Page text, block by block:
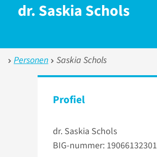
dr. Saskia Schols
Personen Saskia Schols
Profiel
dr. Saskia Schols
BIG-nummer: 19066132301